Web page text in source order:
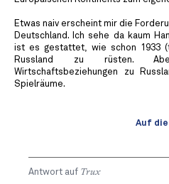
Etwas naiv erscheint mir die
Deutschland. Ich sehe da kaum
ist es gestattet, wie schon 1933
Russland zu rüsten.
Wirtschaftsbeziehungen zu
Spielräume.
Auf
Antwort auf Trux